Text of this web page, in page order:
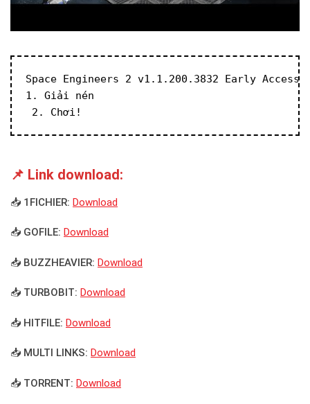
Space Engineers 2 v1.1.200.3832 Early Access
1. Giải nén
2. Chơi!
📌 Link download:
📥 1FICHIER: Download
📥 GOFILE: Download
📥 BUZZHEAVIER: Download
📥 TURBOBIT: Download
📥 HITFILE: Download
📥 MULTI LINKS: Download
📥 TORRENT: Download